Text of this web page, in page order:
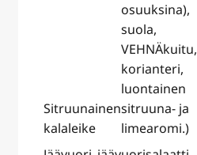
Sitruunainen
kalaleike
osuuksina),
suola,
VEHNÄkuitu,
korianteri,
luontainen
sitruuna- ja
limearomi.)